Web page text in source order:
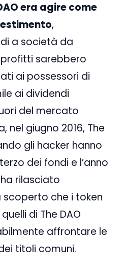
era agire come
,
a società da
sarebbero
ai possessori di
ai dividendi
del mercato
nel giugno 2016, The
gli hacker hanno
dei fondi e l’anno
ha rilasciato
scoperto che i token
di The DAO
affrontare le
titoli comuni.